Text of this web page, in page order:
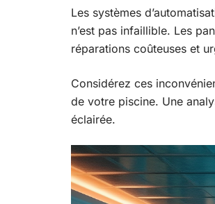
Les systèmes
n’est pas infaillible. Les
réparations coûteuses et
Considérez ces
de votre piscine. Une
éclairée.